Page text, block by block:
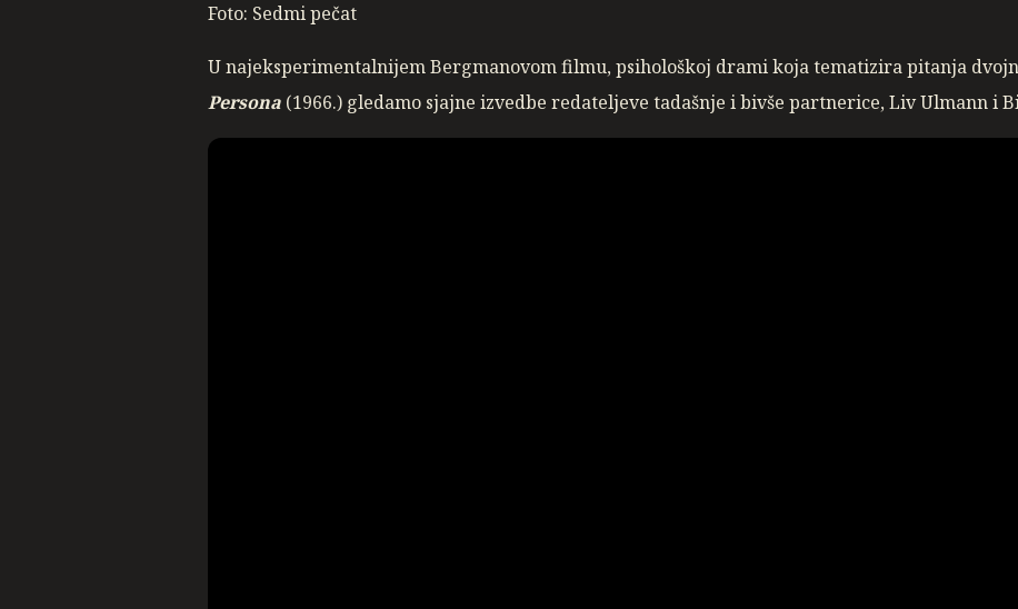
Foto: Sedmi pečat
U najeksperimentalnijem Bergmanovom filmu, psihološkoj drami koja tematizira pitanja
Persona (1966.) gledamo sjajne izvedbe redateljeve tadašnje i bivše partnerice, Liv Ulmann i